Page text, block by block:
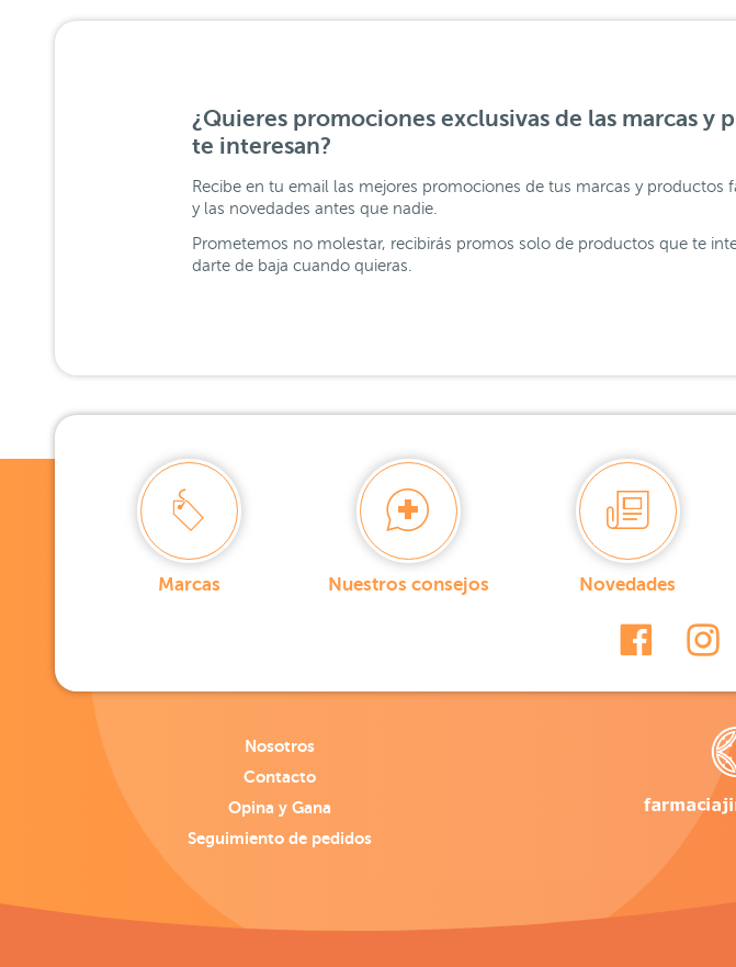
¿Quieres promociones exclusivas de las marcas y
te interesan?
Recibe en tu email las mejores promociones de tus marcas y productos
y las novedades antes que nadie.
Prometemos no molestar, recibirás promos solo de productos que te
darte de baja cuando quieras.
Marcas Nuestros consejos Novedades
Nosotros
Contacto
Opina y Gana
Seguimiento de pedidos